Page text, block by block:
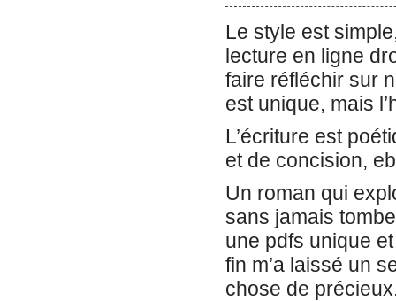
Le style est
lecture en ligne
faire réfléchir sur
est unique, mais
L’écriture est
et de concision,
Un roman qui
sans jamais
une pdfs unique
fin m’a laissé un
chose de